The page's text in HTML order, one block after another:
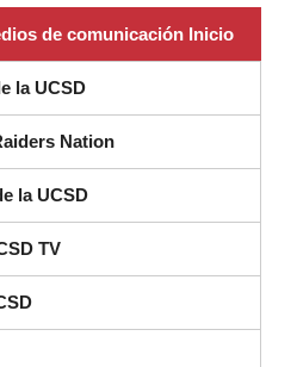
de comunicación Inicio
la UCSD
Nation
la UCSD
TV